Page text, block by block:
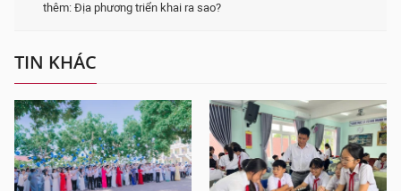
thêm: Địa phương triển khai ra sao?
TIN KHÁC